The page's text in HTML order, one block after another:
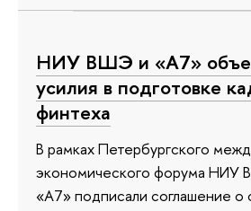
НИУ ВШЭ и «А7»
усилия в подготовке
финтеха
В рамках Петербургского
экономического форума
«А7» подписали соглашение о